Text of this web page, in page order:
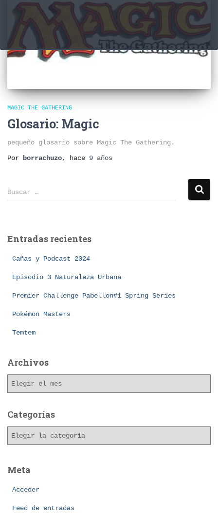
MAGIC THE GATHERING
Glosario: Magic
pequeño glosario sobre Magic The Gathering.
Por borrachuzo, hace 9 años
B
u
r
Buscar …
Entradas recientes
Cañas y Podcast 2024
Episodio 3 Naturaleza Urbana
Premier Challenge Pabellon#1 Spring Series
Pokémon Masters
Temtem
Archivos
h
o
Categorías
g
Meta
Acceder
Feed de entradas